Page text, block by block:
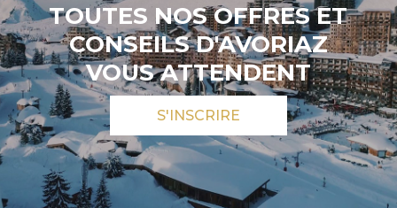
TOUTES NOS OFFRES ET
CONSEILS D'AVORIAZ
VOUS ATTENDENT
S'INSCRIRE